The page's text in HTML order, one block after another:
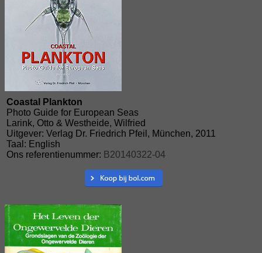
Coastal Plankton
Photo Guide for European Seas
Larink, Otto & Westheide, Wilfried
Uitgever: Verlag Dr. Friedrich Pfeil, München, 2011
Taal: English
Ons referentienummer: B20140322-04